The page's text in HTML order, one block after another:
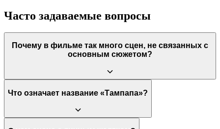
Часто задаваемые вопросы
Почему в фильме так много сцен, не связанных с
основным сюжетом?
Эти виньетки расширяют тему еды, показывая её влияние на
иерархию, создавая панораму японского общества.
Что означает название «Тампапа»?